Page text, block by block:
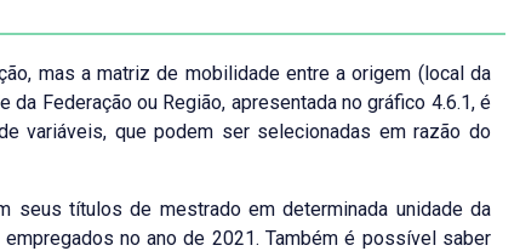
mas a matriz de mobilidade entre a origem (local da
Federação ou Região, apresentada no gráfico 4.6.1, é
variáveis, que podem ser selecionadas em razão do
seus títulos de mestrado em determinada unidade da
no ano de 2021. Também é possível saber